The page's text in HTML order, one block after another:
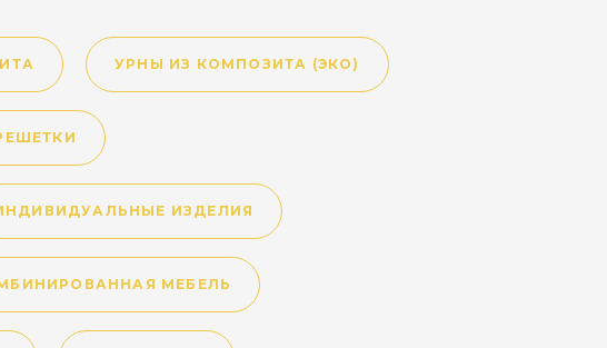
УРНЫ ИЗ КОМПОЗИТА (ЭКО)
ИЗДЕЛИЯ
МЕБЕЛЬ